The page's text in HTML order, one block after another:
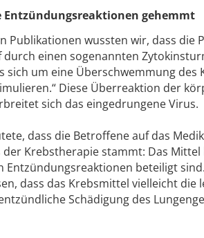
Entzündungsreaktionen gehemmt
Publikationen wussten wir, dass
einen sogenannten
sich um eine Überschwemmung des
Diese Überreaktion der
sich das eingedrungene Virus.
dass die Betroffene auf das
Krebstherapie stammt: Das
Entzündungsreaktionen beteiligt
dass das Krebsmittel vielleicht
Schädigung des